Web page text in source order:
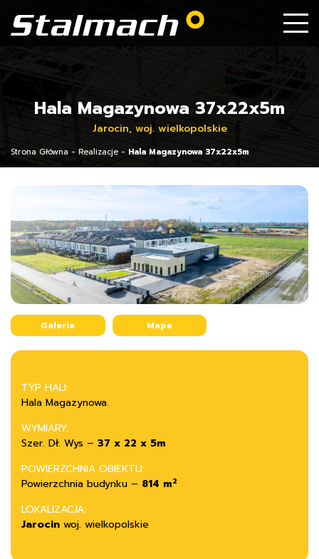
Hala Magazynowa 37x22x5m
Jarocin, woj. wielkopolskie
Strona Główna - Realizacje - Hala Magazynowa 37x22x5m
Galeria Mapa
TYP HALI:
Hala Magazynowa.
WYMIARY:
Szer. Dł. Wys – 37 x 22 x 5m
POWIERZCHNIA OBIEKTU:
Powierzchnia budynku – 814 m2
LOKALIZACJA:
Jarocin woj. wielkopolskie